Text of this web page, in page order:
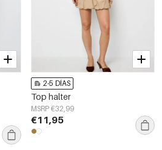
2-5 DÍAS
Top halter
MSRP €32,99
€11,95